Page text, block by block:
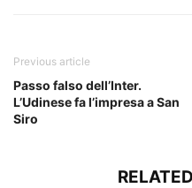
Previous article
Passo falso dell’Inter.
L’Udinese fa l’impresa a San
Siro